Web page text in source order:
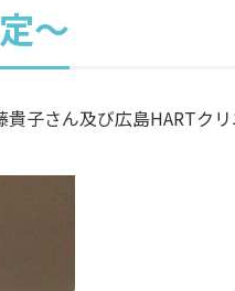
〜
子さん及び広島HARTク